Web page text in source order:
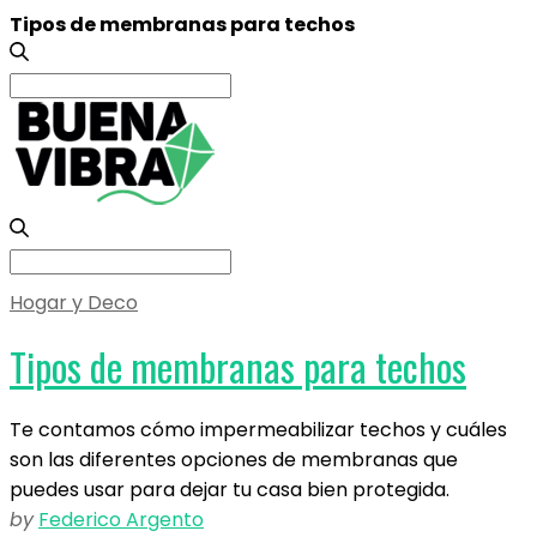
Tipos de membranas para techos
Search
for:
Search
Hogar y Deco
Tipos de membranas para techos
Te contamos cómo impermeabilizar techos y cuáles
son las diferentes opciones de membranas que
puedes usar para dejar tu casa bien protegida.
by Federico Argento